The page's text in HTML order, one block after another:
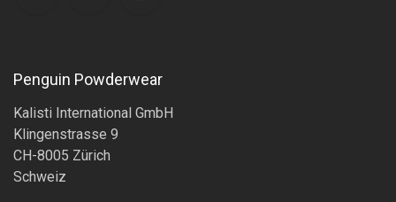
Penguin Powderwear
Kalisti International GmbH
Klingenstrasse 9
CH-8005 Zürich
Schweiz